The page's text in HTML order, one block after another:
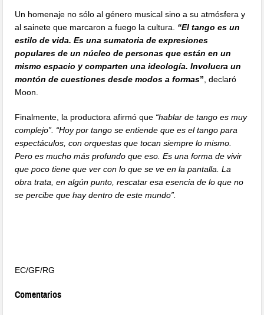
Un homenaje no sólo al género musical sino a su atmósfera y
al sainete que marcaron a fuego la cultura. “El tango es un
estilo de vida. Es una sumatoria de expresiones
populares de un núcleo de personas que están en un
mismo espacio y comparten una ideología. Involucra un
montón de cuestiones desde modos a formas”, declaró
Moon.
Finalmente, la productora afirmó que “hablar de tango es muy
complejo”. “Hoy por tango se entiende que es el tango para
espectáculos, con orquestas que tocan siempre lo mismo.
Pero es mucho más profundo que eso. Es una forma de vivir
que poco tiene que ver con lo que se ve en la pantalla. La
obra trata, en algún punto, rescatar esa esencia de lo que no
se percibe que hay dentro de este mundo”.
EC/GF/RG
Comentarios